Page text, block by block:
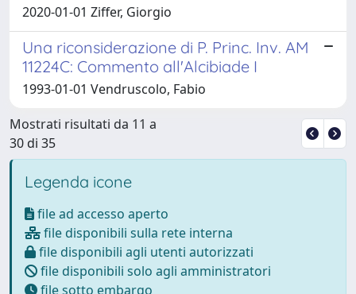
2020-01-01 Ziffer, Giorgio
Una riconsiderazione di P. Princ. Inv. AM
11224C: Commento all'Alcibiade I
1993-01-01 Vendruscolo, Fabio
Mostrati risultati da 11 a
30 di 35
Legenda icone
file ad accesso aperto
file disponibili sulla rete interna
file disponibili agli utenti autorizzati
file disponibili solo agli amministratori
file sotto embargo